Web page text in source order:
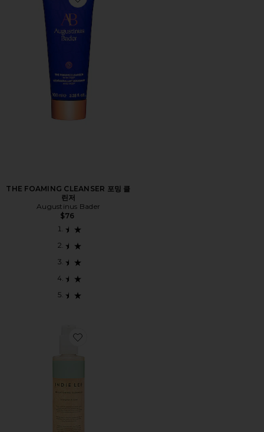
Favorite THE FOAMING CLEANSER 포밍 클린저
THE FOAMING CLEANSER 포밍 클
린저
Augustinus Bader
$76
Favorite BRIGHTENING CLEANSER 페이스 워시